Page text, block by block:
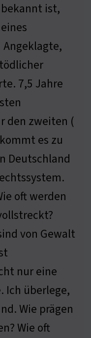
ist,
7,5 Jahre
den zweiten (
es zu
Deutschland
oft werden
von Gewalt
nur eine
Ich überlege,
Wie prägen
Wie oft